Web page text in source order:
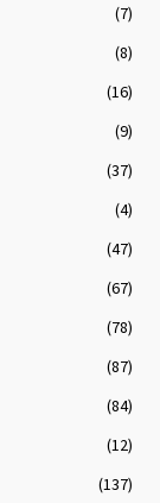
(7)
(8)
(16)
(9)
(37)
(4)
(47)
(67)
(78)
(87)
(84)
(12)
(137)